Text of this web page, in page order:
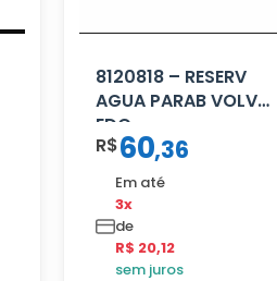
8120818 – RESERV
AGUA PARAB VOLVO
EDC
R$60,36
Em até
3x
de
R$ 20,12
sem juros